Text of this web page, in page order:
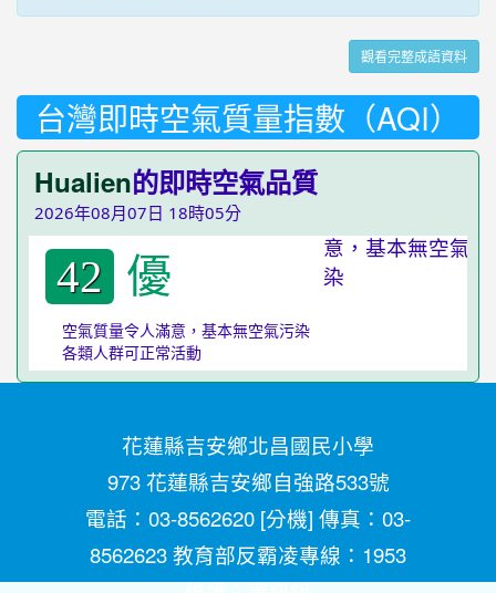
觀看完整成語資料
台灣即時空氣質量指數（AQI）
Hualien的即時空氣品質
2026年08月07日 18時05分
42 優
空氣質量令人滿意，基本無空氣污染
各類人群可正常活動
花蓮縣吉安鄉北昌國民小學
973 花蓮縣吉安鄉自強路533號
電話：03-8562620 [分機] 傳真：03-
8562623 教育部反霸凌專線：1953